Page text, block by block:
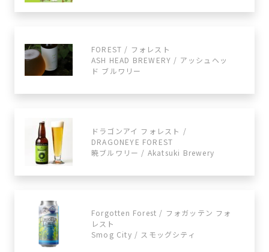
FOREST / フォレスト
ASH HEAD BREWERY / アッシュヘッ
ド ブルワリー
ドラゴンアイ フォレスト /
DRAGONEYE FOREST
暁ブルワリー / Akatsuki Brewery
Forgotten Forest / フォガッテン フォ
レスト
Smog City / スモッグシティ